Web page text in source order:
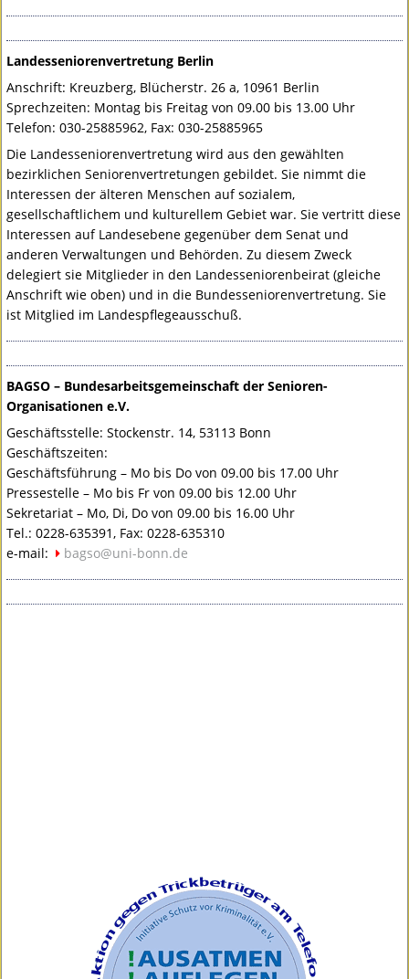
Landesseniorenvertretung Berlin
Anschrift: Kreuzberg, Blücherstr. 26 a, 10961 Berlin
Sprechzeiten: Montag bis Freitag von 09.00 bis 13.00 Uhr
Telefon: 030-25885962, Fax: 030-25885965
Die Landesseniorenvertretung wird aus den gewählten
bezirklichen Seniorenvertretungen gebildet. Sie nimmt die
Interessen der älteren Menschen auf sozialem,
gesellschaftlichem und kulturellem Gebiet war. Sie vertritt diese
Interessen auf Landesebene gegenüber dem Senat und
anderen Verwaltungen und Behörden. Zu diesem Zweck
delegiert sie Mitglieder in den Landesseniorenbeirat (gleiche
Anschrift wie oben) und in die Bundesseniorenvertretung. Sie
ist Mitglied im Landespflegeausschuß.
BAGSO – Bundesarbeitsgemeinschaft der Senioren-
Organisationen e.V.
Geschäftsstelle: Stockenstr. 14, 53113 Bonn
Geschäftszeiten:
Geschäftsführung – Mo bis Do von 09.00 bis 17.00 Uhr
Pressestelle – Mo bis Fr von 09.00 bis 12.00 Uhr
Sekretariat – Mo, Di, Do von 09.00 bis 16.00 Uhr
Tel.: 0228-635391, Fax: 0228-635310
e-mail:
bagso@uni-bonn.de